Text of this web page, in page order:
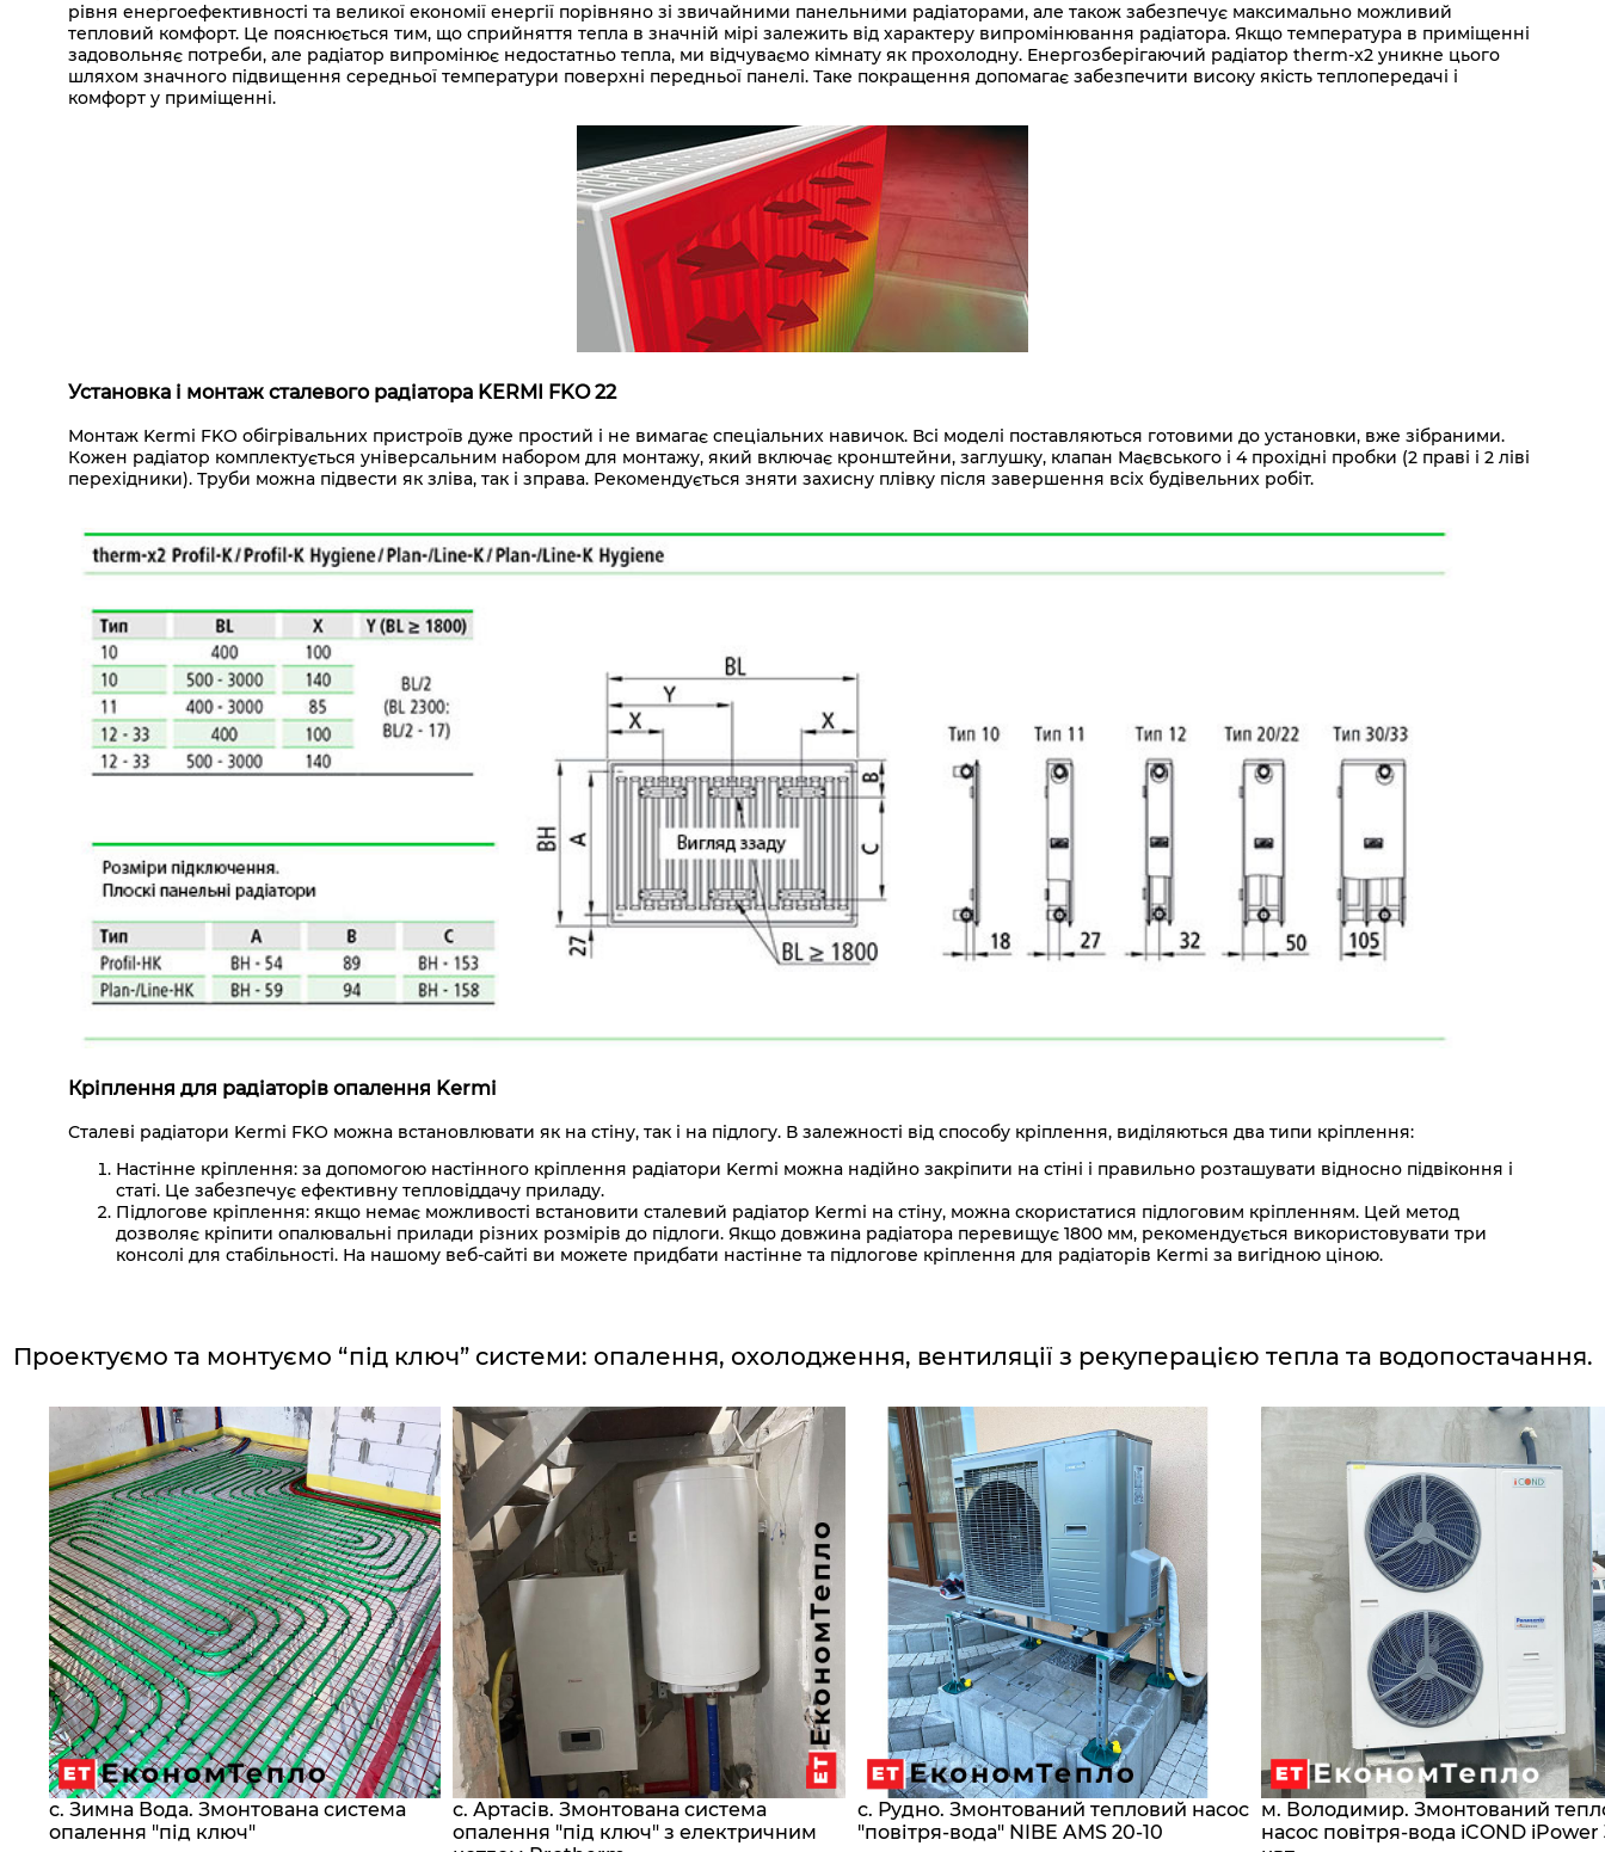
рівня енергоефективності та великої економії енергії порівняно зі звичайними панельними радіаторами, але також забезпечує максимально можливий
тепловий комфорт. Це пояснюється тим, що сприйняття тепла в значній мірі залежить від характеру випромінювання радіатора. Якщо температура в приміщенні
задовольняє потреби, але радіатор випромінює недостатньо тепла, ми відчуваємо кімнату як прохолодну. Енергозберігаючий радіатор therm-x2 уникне цього
шляхом значного підвищення середньої температури поверхні передньої панелі. Таке покращення допомагає забезпечити високу якість теплопередачі і
комфорт у приміщенні.
Установка і монтаж сталевого радіатора KERMI FKO 22
Монтаж Kermi FKO обігрівальних пристроїв дуже простий і не вимагає спеціальних навичок. Всі моделі поставляються готовими до установки, вже зібраними.
Кожен радіатор комплектується універсальним набором для монтажу, який включає кронштейни, заглушку, клапан Маєвського і 4 прохідні пробки (2 праві і 2 ліві
перехідники). Труби можна підвести як зліва, так і зправа. Рекомендується зняти захисну плівку після завершення всіх будівельних робіт.
Кріплення для радіаторів опалення Kermi
Сталеві радіатори Kermi FKO можна встановлювати як на стіну, так і на підлогу. В залежності від способу кріплення, виділяються два типи кріплення:
Настінне кріплення: за допомогою настінного кріплення радіатори Kermi можна надійно закріпити на стіні і правильно розташувати відносно підвіконня і
статі. Це забезпечує ефективну тепловіддачу приладу.
Підлогове кріплення: якщо немає можливості встановити сталевий радіатор Kermi на стіну, можна скористатися підлоговим кріпленням. Цей метод
дозволяє кріпити опалювальні прилади різних розмірів до підлоги. Якщо довжина радіатора перевищує 1800 мм, рекомендується використовувати три
консолі для стабільності. На нашому веб-сайті ви можете придбати настінне та підлогове кріплення для радіаторів Kermi за вигідною ціною.
Проектуємо та монтуємо “під ключ” системи: опалення, охолодження, вентиляції з рекуперацією тепла та водопостачання.
с. Зимна Вода. Змонтована система
опалення "під ключ"
с. Артасів. Змонтована система
опалення "під ключ" з електричним
с. Рудно. Змонтований тепловий насос
"повітря-вода" NIBE AMS 20-10
м. Володимир. Змонтований
насос повітря-вода iCOND iPower